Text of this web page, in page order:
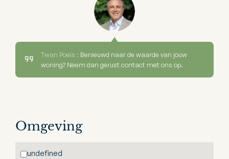
Twan Poels : Benieuwd naar de waarde van jouw
woning? Neem dan gerust contact met ons op.
Omgeving
undefined